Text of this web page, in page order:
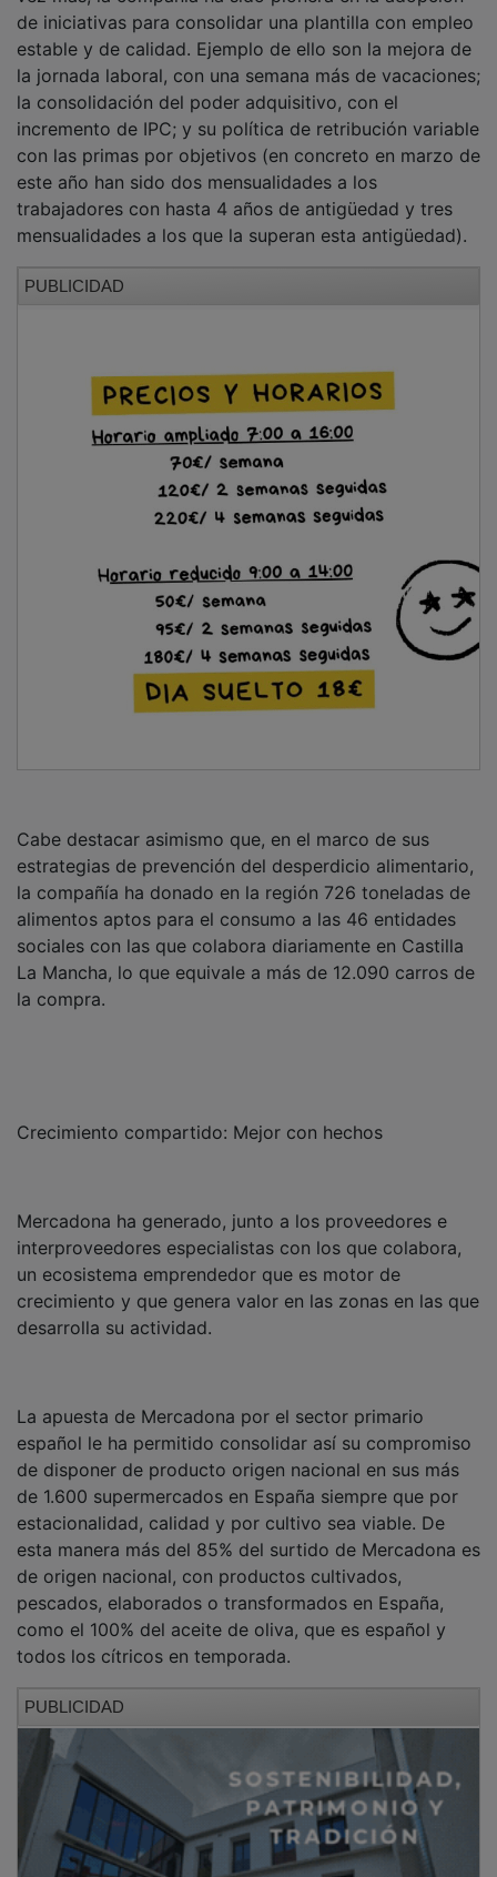
de iniciativas para consolidar una plantilla con empleo
estable y de calidad. Ejemplo de ello son la mejora de
la jornada laboral, con una semana más de vacaciones;
la consolidación del poder adquisitivo, con el
incremento de IPC; y su política de retribución variable
con las primas por objetivos (en concreto en marzo de
este año han sido dos mensualidades a los
trabajadores con hasta 4 años de antigüedad y tres
mensualidades a los que la superan esta antigüedad).
estrategias de prevención del desperdicio alimentario,
la compañía ha donado en la región 726 toneladas de
alimentos aptos para el consumo a las 46 entidades
sociales con las que colabora diariamente en Castilla
La Mancha, lo que equivale a más de 12.090 carros de
la compra.
interproveedores especialistas con los que colabora,
un ecosistema emprendedor que es motor de
crecimiento y que genera valor en las zonas en las que
desarrolla su actividad.
español le ha permitido consolidar así su compromiso
de disponer de producto origen nacional en sus más
de 1.600 supermercados en España siempre que por
estacionalidad, calidad y por cultivo sea viable. De
esta manera más del 85% del surtido de Mercadona es
de origen nacional, con productos cultivados,
pescados, elaborados o transformados en España,
como el 100% del aceite de oliva, que es español y
todos los cítricos en temporada.